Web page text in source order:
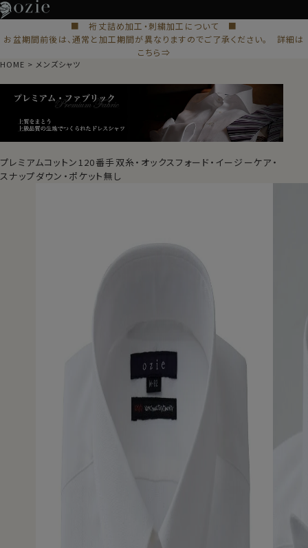
■ 裄丈詰め加工・刺繍加工について ■
お盆期間前後は、通常と加工期間が異なりますのでご了承ください。 詳細は
こちら⇒
HOME メンズシャツ
プレミアムコットン120番手双糸・オックスフォード・イージーケア・
スナップダウン・ポケット無し